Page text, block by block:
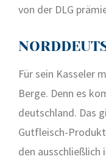
von der DLG
Für sein Kas­se­ler
Ber­ge. Denn es
deutsch­land. Das
Gut­fleisch-
den